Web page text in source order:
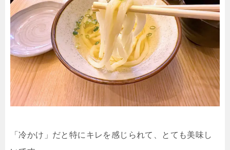
「冷かけ」だと特にキレを感じられて、とても美味し